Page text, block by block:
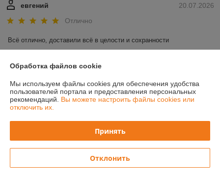
20.07.2026
евгений
Отлично
Всё отлично, доставили всё в целости и сохранности
О нас
Доставка и оплата
Обработка файлов cookie
Мы используем файлы cookies для обеспечения удобства
пользователей портала и предоставления персональных
рекомендаций. Вы можете настроить файлы cookies или
отключить их.
Принять
Отклонить